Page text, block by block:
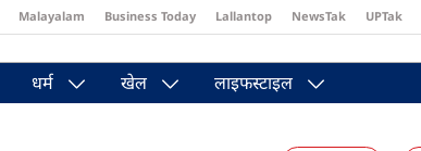
Malayalam Business Today Lallantop NewsTak UPTak
धर्म खेल लाइफस्टाइल